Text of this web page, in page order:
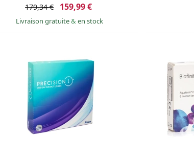
179,34 € 159,99 €
Livraison gratuite& en stock